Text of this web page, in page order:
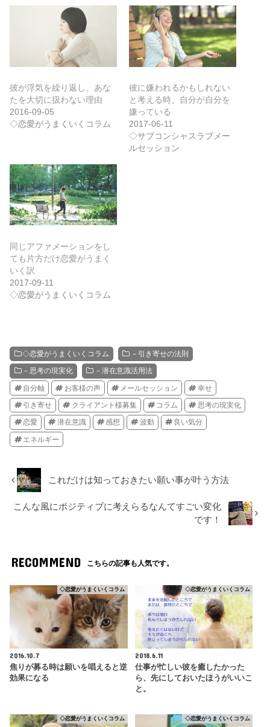
彼が浮気を繰り返し、あな
たを大切に扱わない理由
2016-09-05
◇恋愛がうまくいくコラム
彼に嫌われるかもしれない
と考える時、自分が自分を
嫌っている
2017-06-11
◇サブコンシャスラブメー
ルセッション
同じアファメーションをし
ても片方だけ恋愛がうまく
いく訳
2017-09-11
◇恋愛がうまくいくコラム
◇恋愛がうまくいくコラム －引き寄せの法則
－思考の現実化 －潜在意識活用法
自分軸 お客様の声 メールセッション 幸せ
引き寄せ クライアント様募集 コラム 思考の現実化
恋愛 潜在意識 感想 波動 良い気分
エネルギー
これだけは知っておきたい願い事が叶う方法
こんな風にポジティブに考えらるなんてすごい変化
です！
RECOMMEND こちらの記事も人気です。
◇恋愛がうまくいくコラム
2016.10.7
焦りが募る時は願いを唱えると逆
効果になる
◇恋愛がうまくいくコラム
2018.6.11
仕事が忙しい彼を癒したかった
ら、先にしておいたほうがいいこ
と。
◇恋愛がうまくいくコラム ◇恋愛がうまくいくコラム